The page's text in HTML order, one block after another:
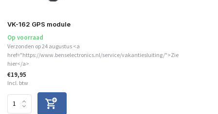
VK-162 GPS module
Op voorraad
Verzonden op 24 augustus <a
href="https://www.benselectronics.nl/service/vakantiesluiting/">Zie
hier</a>
€19,95
Incl. btw